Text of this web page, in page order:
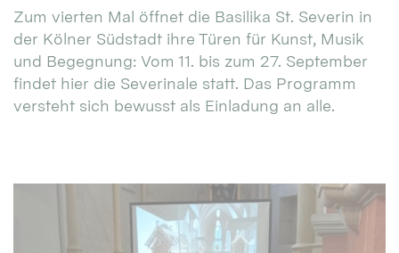
Zum vierten Mal öffnet die Basilika St. Severin in
der Kölner Südstadt ihre Türen für Kunst, Musik
und Begegnung: Vom 11. bis zum 27. September
findet hier die Severinale statt. Das Programm
versteht sich bewusst als Einladung an alle.